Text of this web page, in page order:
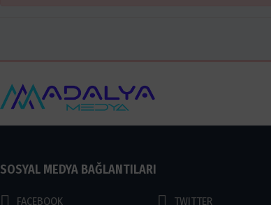
SOSYAL MEDYA BAĞLANTILARI
FACEBOOK TWITTER